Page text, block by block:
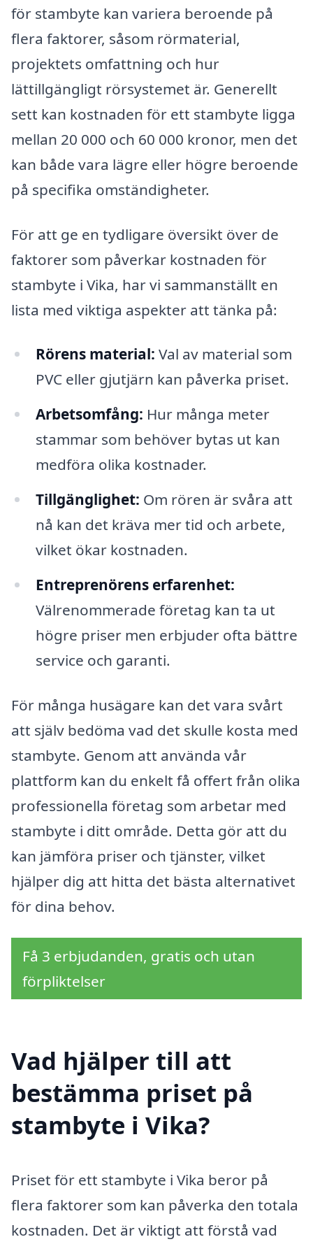
för stambyte kan variera beroende på
flera faktorer, såsom rörmaterial,
projektets omfattning och hur
lättillgängligt rörsystemet är. Generellt
sett kan kostnaden för ett stambyte ligga
mellan 20 000 och 60 000 kronor, men det
kan både vara lägre eller högre beroende
på specifika omständigheter.
För att ge en tydligare översikt över de
faktorer som påverkar kostnaden för
stambyte i Vika, har vi sammanställt en
lista med viktiga aspekter att tänka på:
Rörens material: Val av material som
PVC eller gjutjärn kan påverka priset.
Arbetsomfång: Hur många meter
stammar som behöver bytas ut kan
medföra olika kostnader.
Tillgänglighet: Om rören är svåra att
nå kan det kräva mer tid och arbete,
vilket ökar kostnaden.
Entreprenörens erfarenhet:
Välrenommerade företag kan ta ut
högre priser men erbjuder ofta bättre
service och garanti.
För många husägare kan det vara svårt
att själv bedöma vad det skulle kosta med
stambyte. Genom att använda vår
plattform kan du enkelt få offert från olika
professionella företag som arbetar med
stambyte i ditt område. Detta gör att du
kan jämföra priser och tjänster, vilket
hjälper dig att hitta det bästa alternativet
för dina behov.
Få 3 erbjudanden, gratis och utan
förpliktelser
Vad hjälper till att
bestämma priset på
stambyte i Vika?
Priset för ett stambyte i Vika beror på
flera faktorer som kan påverka den totala
kostnaden. Det är viktigt att förstå vad